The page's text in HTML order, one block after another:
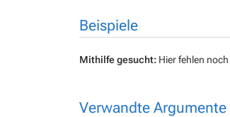
Beispiele
Mithilfe gesucht: Hier fehlen
Verwandte Argumente